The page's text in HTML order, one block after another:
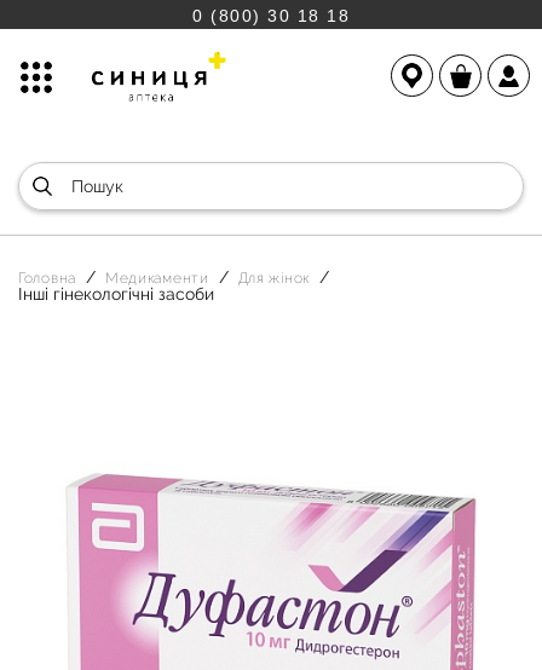
0 (800) 30 18 18
Головна Медикаменти Для жінок
Інші гінекологічні засоби